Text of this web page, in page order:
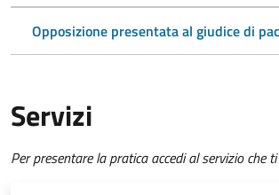
Opposizione presentata al giudice di
Servizi
Per presentare la pratica accedi al servizio che